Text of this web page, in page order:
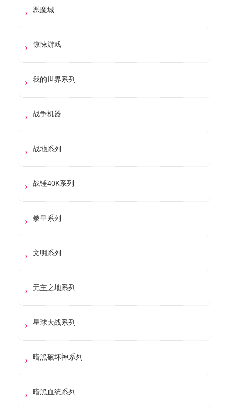
恶魔城
惊悚游戏
我的世界系列
战争机器
战地系列
战锤40K系列
拳皇系列
文明系列
无主之地系列
星球大战系列
暗黑破坏神系列
暗黑血统系列